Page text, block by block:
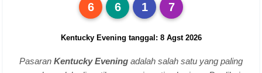
6 6 1 7
Kentucky Evening tanggal: 8 Agst 2026
Pasaran Kentucky Evening adalah salah satu yang paling